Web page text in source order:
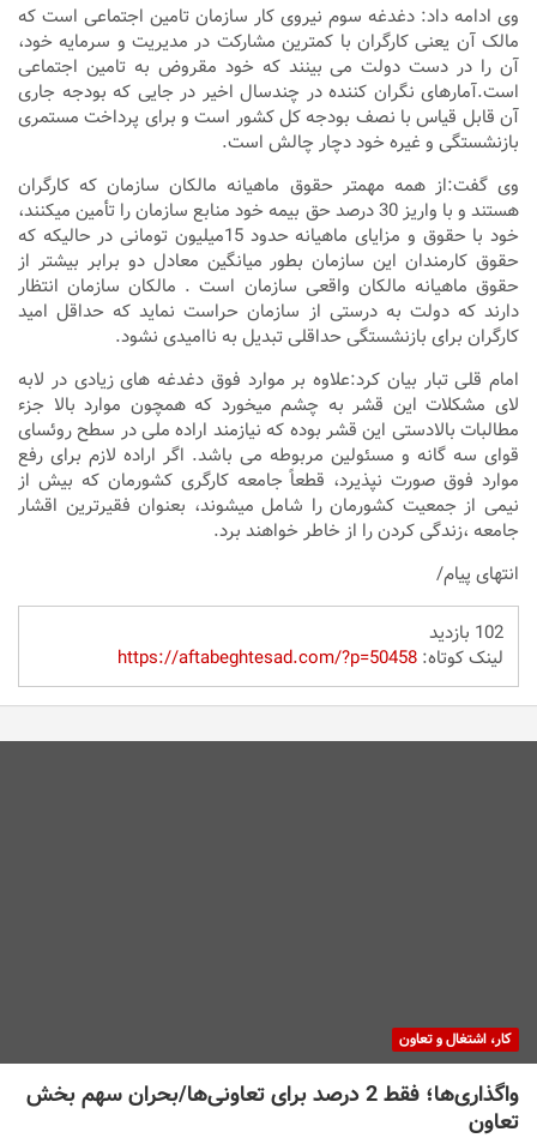
وی ادامه داد: دغدغه سوم نیروی کار سازمان تامین اجتماعی است که
مالک آن یعنی کارگران با کمترین مشارکت در مدیریت و سرمایه خود،
آن را در دست دولت می بینند که خود مقروض به تامین اجتماعی
است.آمارهای نگران کننده در چندسال اخیر در جایی که بودجه جاری
آن قابل قیاس با نصف بودجه کل کشور است و برای پرداخت مستمری
بازنشستگی و غیره خود دچار چالش است.
وی گفت:از همه مهمتر حقوق ماهیانه مالکان سازمان که کارگران
هستند و با واریز 30 درصد حق بیمه خود منابع سازمان را تأمین میکنند،
خود با حقوق و مزایای ماهیانه حدود 15میلیون تومانی در حالیکه که
حقوق کارمندان این سازمان بطور میانگین معادل دو برابر بیشتر از
حقوق ماهیانه مالکان واقعی سازمان است . مالکان سازمان انتظار
دارند که دولت به درستی از سازمان حراست نماید که حداقل امید
کارگران برای بازنشستگی حداقلی تبدیل به ناامیدی نشود.
امام قلی تبار بیان کرد:علاوه بر موارد فوق دغدغه های زیادی در لابه
لای مشکلات این قشر به چشم میخورد که همچون موارد بالا جزء
مطالبات بالادستی این قشر بوده که نیازمند اراده ملی در سطح روئسای
قوای سه گانه و مسئولین مربوطه می باشد. اگر اراده لازم برای رفع
موارد فوق صورت نپذیرد، قطعاً جامعه کارگری کشورمان که بیش از
نیمی از جمعیت کشورمان را شامل میشوند، بعنوان فقیرترین اقشار
جامعه ،زندگی کردن را از خاطر خواهند برد.
انتهای پیام/
102 بازدید
لینک کوتاه:https://aftabeghtesad.com/?p=50458
کار، اشتغال و تعاون
واگذاری‌ها؛ فقط 2 درصد برای تعاونی‌ها/بحران سهم بخش
تعاون